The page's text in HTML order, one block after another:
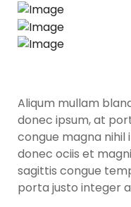
Aliqum mullam
donec ipsum, at
congue magna nihil
donec ociis et
sagittis congue
porta justo integer